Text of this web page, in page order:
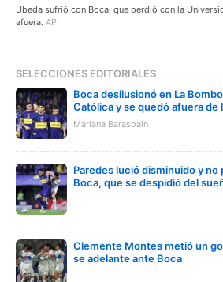
Ubeda sufrió con Boca, que perdió con la
afuera. AP
SELECCIONES EDITORIALES
Boca desilusionó en La
Católica y se quedó afuera de
Mariana Barasoain
Paredes lució disminuido y no
Boca, que se despidió del
Clemente Montes metió un
se adelante ante Boca